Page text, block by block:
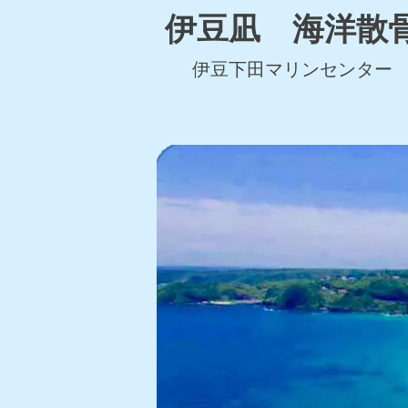
伊豆凪 海洋散
伊豆下田マリンセンター